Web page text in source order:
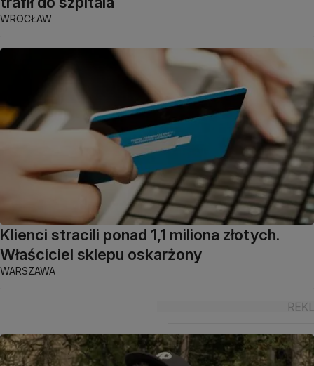
WROCŁAW
Klienci stracili ponad 1,1 miliona złotych.
Właściciel sklepu oskarżony
WARSZAWA